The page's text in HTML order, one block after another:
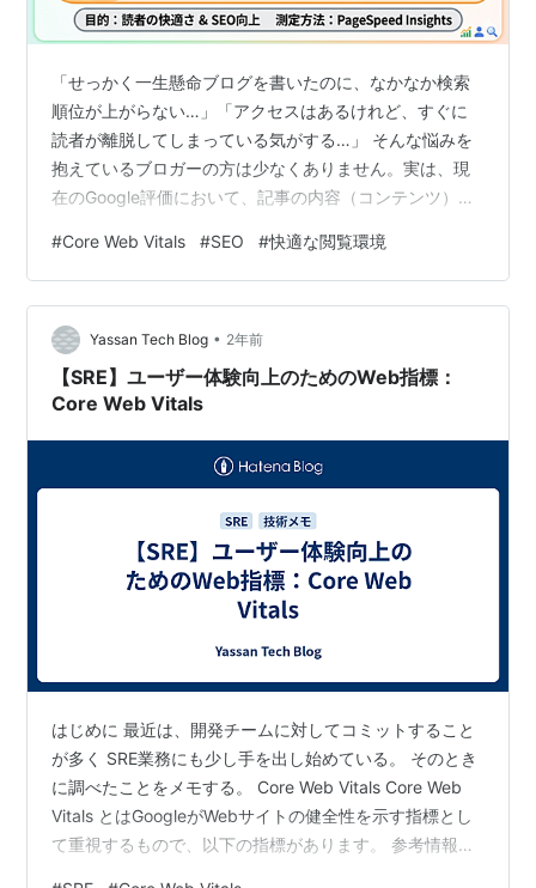
「せっかく一生懸命ブログを書いたのに、なかなか検索
順位が上がらない…」「アクセスはあるけれど、すぐに
読者が離脱してしまっている気がする…」 そんな悩みを
抱えているブロガーの方は少なくありません。実は、現
在のGoogle評価において、記事の内容（コンテンツ）と
です。 その使い心地を数値化したものが、今回解説する
「Core Web Vitals（コアウェブバイタル）」です。これ
は単に「読み込みが速い」というだけでなく、読者がペ
ージを開いてから読み終わるまでの「ストレスのなさ」
を測定する指標です。 なぜ今、この指標をチェックし、
改善する必要があるのか…
#Core Web Vitals #SEO #快適な閲覧環境
Yassan Tech Blog • 2年前
【SRE】ユーザー体験向上のためのWeb指標：
Core Web Vitals
はじめに 最近は、開発チームに対してコミットすること
が多く SRE業務にも少し手を出し始めている。 そのとき
に調べたことをメモする。 Core Web Vitals Core Web
Vitals とはGoogleがWebサイトの健全性を示す指標とし
て重視するもので、以下の指標があります。 参考情報